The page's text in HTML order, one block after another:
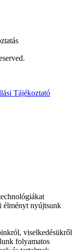
Tájékoztató
élményt nyújtsunk
viselkedésükről
folyamatos